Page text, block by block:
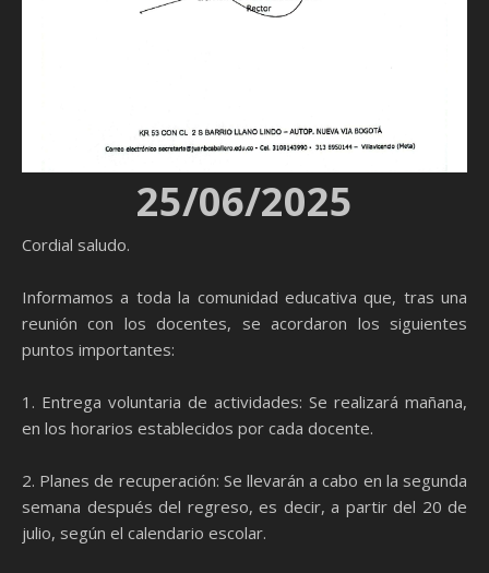
25/06/2025
Cordial saludo.
Informamos a toda la comunidad educativa que, tras una
reunión con los docentes, se acordaron los siguientes
puntos importantes:
1. Entrega voluntaria de actividades: Se realizará mañana,
en los horarios establecidos por cada docente.
2. Planes de recuperación: Se llevarán a cabo en la segunda
semana después del regreso, es decir, a partir del 20 de
julio, según el calendario escolar.